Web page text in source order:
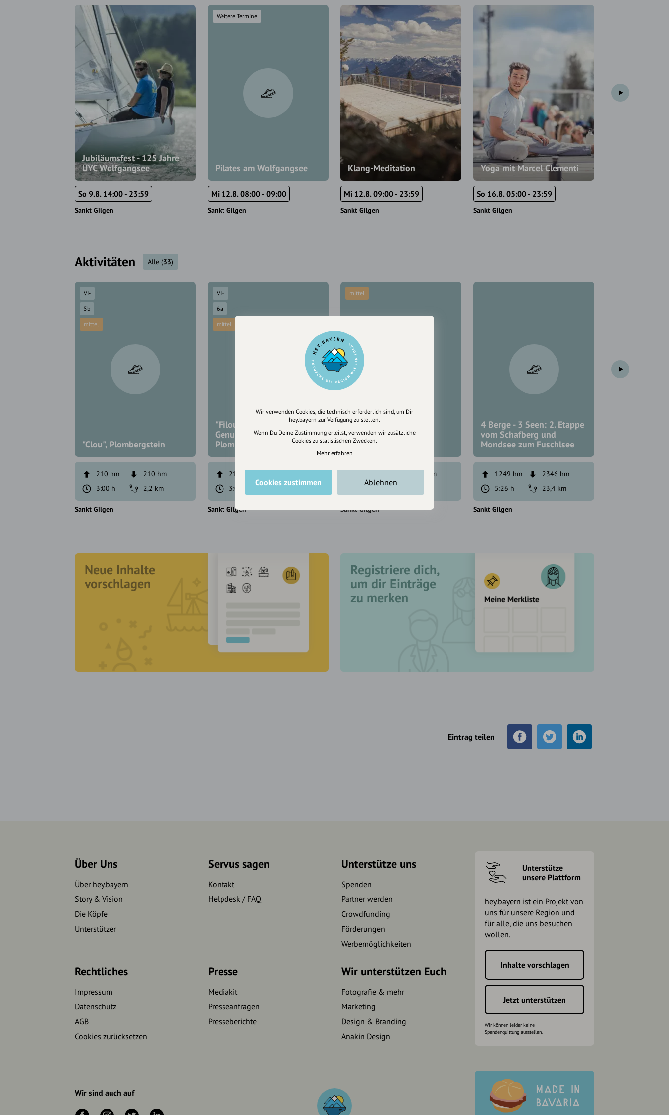
Jubiläumsfest - 125 Jahre
UYC Wolfgangsee
So 9.8. 14:00 - 23:59
Sankt Gilgen
Pilates am Wolfgangsee
Weitere Termine
Mi 12.8. 08:00 - 09:00
Sankt Gilgen
Klang-Meditation
Mi 12.8. 09:00 - 23:59
Sankt Gilgen
Yoga mit Marcel Clementi
So 16.8. 05:00 - 23:59
Sankt Gilgen
Aktivitäten Alle (33)
"Clou", Plombergstein
VI-
5b
mittel
210 hm
210 hm
3:00 h
2,2 km
Sankt Gilgen
"Filou", eine
Genusskletterei am
Plombergstein
VI+
6a
mittel
210 hm
3:00 h
2,2 km
Sankt Gilgen
12erHornTrail
mittel
1195 hm
4:00 h
Sankt Gilgen
4 Berge - 3 Seen: 2. Etappe
vom Schafberg und
Mondsee zum Fuschlsee
1249 hm
2346 hm
5:26 h
23,4 km
Sankt Gilgen
Neue Inhalte
vorschlagen
Registriere dich,
um dir Einträge
zu merken
Eintrag teilen
Über Uns
Über hey.bayern
Story & Vision
Die Köpfe
Unterstützer
Servus sagen
Kontakt
Helpdesk / FAQ
Unterstütze uns
Spenden
Partner werden
Crowdfunding
Förderungen
Werbemöglichkeiten
Rechtliches
Impressum
Datenschutz
AGB
Cookies zurücksetzen
Presse
Mediakit
Presseanfragen
Presseberichte
Wir unterstützen Euch
Fotografie & mehr
Marketing
Design & Branding
Anakin Design
Unterstütze
unsere Plattform
hey.bayern ist ein Projekt von
uns für unsere Region und
für alle, die uns besuchen
wollen.
Inhalte vorschlagen
Jetzt unterstützen
Wir können leider keine
Spendenquittung ausstellen.
Wir sind auch auf
Wir verwenden Cookies, die technisch erforderlich sind, um Dir
hey.bayern zur Verfügung zu stellen.
Wenn Du Deine Zustimmung erteilst, verwenden wir zusätzliche
Cookies zu statistischen Zwecken.
Mehr erfahren
Cookies zustimmen Ablehnen